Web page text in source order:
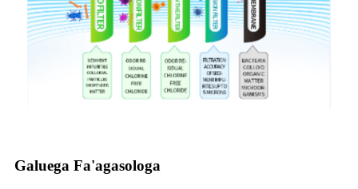
Galuega Fa'agasologa